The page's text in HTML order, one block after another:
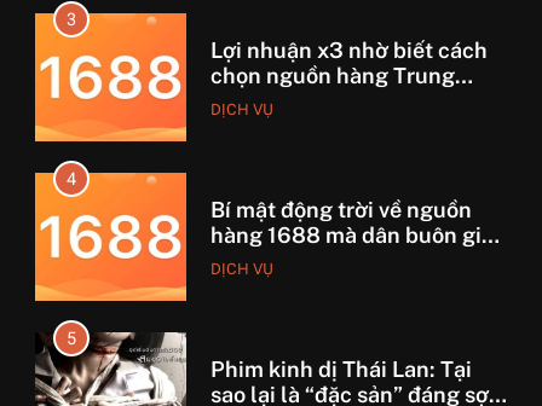
4
Bí mật động trời về nguồn
hàng 1688 mà dân buôn giấu
nhẹm!
DỊCH VỤ
5
Phim kinh dị Thái Lan: Tại
sao lại là “đặc sản” đáng sợ
nhất thế giới?
GIẢI TRÍ
6
Top 5 lý do Backcom XM là
lựa chọn số 1 cho trader Việt